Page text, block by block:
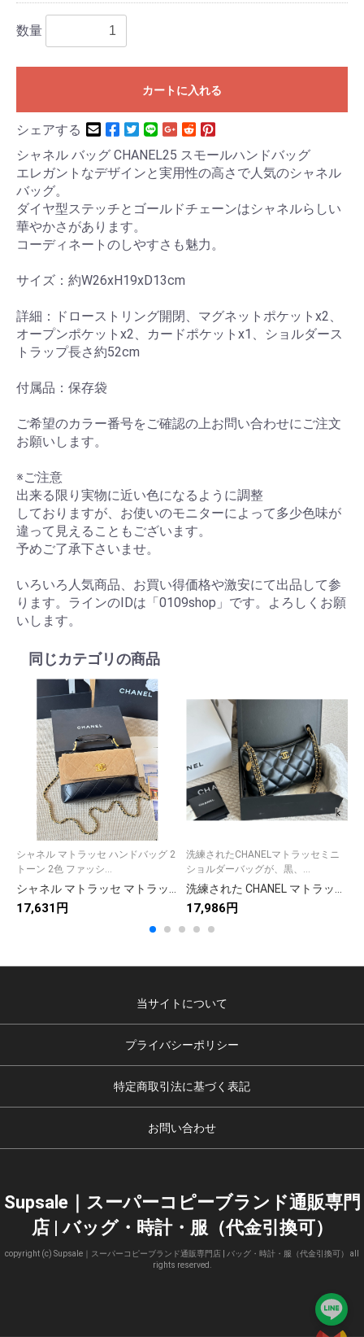
数量
カートに入れる
シェアする
シャネル バッグ CHANEL25 スモールハンドバッグ
エレガントなデザインと実用性の高さで人気のシャネル
バッグ。
ダイヤ型ステッチとゴールドチェーンはシャネルらしい
華やかさがあります。
コーディネートのしやすさも魅力。
サイズ：約W26xH19xD13cm
詳細：ドローストリング開閉、マグネットポケットx2、
オープンポケットx2、カードポケットx1、ショルダース
トラップ長さ約52cm
付属品：保存袋
ご希望のカラー番号をご確認の上お問い合わせにご注文
お願いします。
※ご注意
出来る限り実物に近い色になるように調整
しておりますが、お使いのモニターによって多少色味が
違って見えることもございます。
予めご了承下さいませ。
いろいろ人気商品、お買い得価格や激安にて出品して参
ります。ラインのIDは「0109shop」です。よろしくお願
いします。
同じカテゴリの商品
シャネル マトラッセ ハンドバッグ 2
トーン 2色 ファッシ...
シャネル マトラッセ マトラッセ ハンドバッグ 2トーン 2色 ファッション 💼
17,631円
洗練されたCHANELマトラッセミニ
ショルダーバッグが、黒、...
洗練された CHANEL マトラッセ ミニショルダーバッグ 3色入 🎀
17,986円
当サイトについて
プライバシーポリシー
特定商取引法に基づく表記
お問い合わせ
Supsale｜スーパーコピーブランド通販専門
店 | バッグ・時計・服（代金引換可）
copyright (c) Supsale｜スーパーコピーブランド通販専門店 | バッグ・時計・服（代金引換可） all
rights reserved.